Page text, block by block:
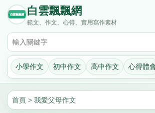
白雲飄飄網
範文、作文、心得、實用寫作素材
小學作文 初中作文 高中作文 心得體
首頁 >我愛父母作文